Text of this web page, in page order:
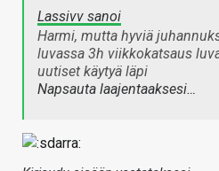
Lassivv sanoi
Harmi, mutta hyviä
luvassa 3h viikkokatsaus
uutiset käytyä läpi
Napsauta laajentaaksesi…